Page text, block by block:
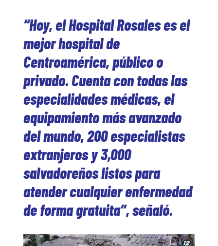
“Hoy, el Hospital Rosales es el
mejor hospital de
Centroamérica, público o
privado. Cuenta con todas las
especialidades médicas, el
equipamiento más avanzado
del mundo, 200 especialistas
extranjeros y 3,000
salvadoreños listos para
atender cualquier enfermedad
de forma gratuita”, señaló.